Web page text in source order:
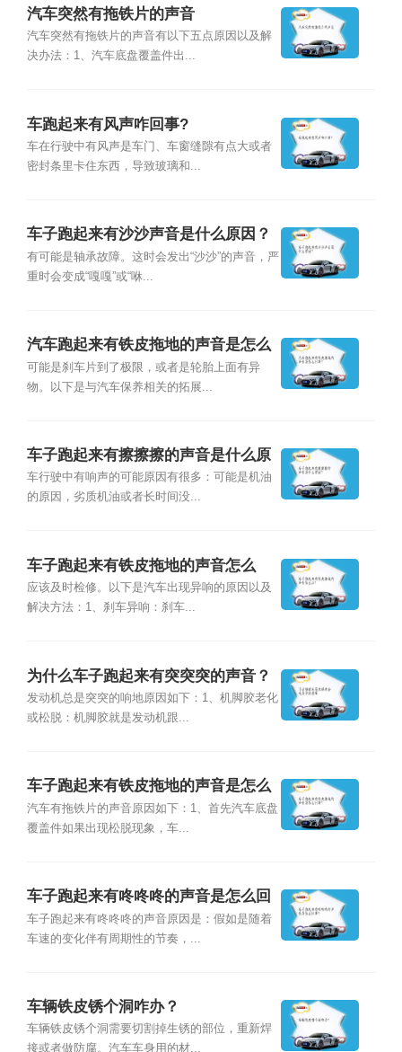
汽车突然有拖铁片的声音
汽车突然有拖铁片的声音有以下五点原因以及解
决办法：1、汽车底盘覆盖件出...
车跑起来有风声咋回事?
车在行驶中有风声是车门、车窗缝隙有点大或者
密封条里卡住东西，导致玻璃和...
车子跑起来有沙沙声音是什么原因？
有可能是轴承故障。这时会发出“沙沙”的声音，严
重时会变成“嘎嘎”或“咻...
汽车跑起来有铁皮拖地的声音是怎么
回事？
可能是刹车片到了极限，或者是轮胎上面有异
物。以下是与汽车保养相关的拓展...
车子跑起来有擦擦擦的声音是什么原
因？
车行驶中有响声的可能原因有很多：可能是机油
的原因，劣质机油或者长时间没...
车子跑起来有铁皮拖地的声音怎么
办？
应该及时检修。以下是汽车出现异响的原因以及
解决方法：1、刹车异响：刹车...
为什么车子跑起来有突突突的声音？
发动机总是突突的响地原因如下：1、机脚胶老化
或松脱：机脚胶就是发动机跟...
车子跑起来有铁皮拖地的声音是怎么
回事？
汽车有拖铁片的声音原因如下：1、首先汽车底盘
覆盖件如果出现松脱现象，车...
车子跑起来有咚咚咚的声音是怎么回
事？
车子跑起来有咚咚咚的声音原因是：假如是随着
车速的变化伴有周期性的节奏，...
车辆铁皮锈个洞咋办？
车辆铁皮锈个洞需要切割掉生锈的部位，重新焊
接或者做防腐。汽车车身用的材...